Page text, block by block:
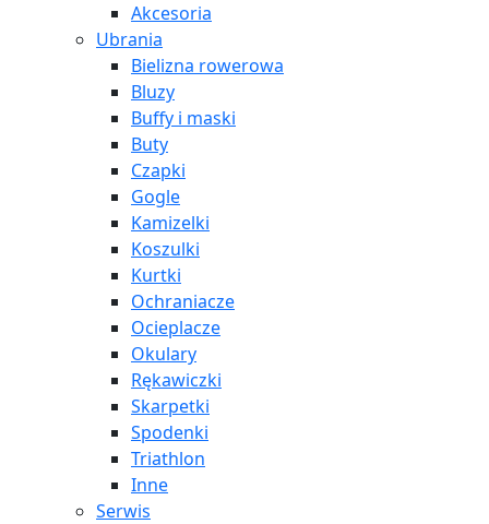
Akcesoria
Ubrania
Bielizna rowerowa
Bluzy
Buffy i maski
Buty
Czapki
Gogle
Kamizelki
Koszulki
Kurtki
Ochraniacze
Ocieplacze
Okulary
Rękawiczki
Skarpetki
Spodenki
Triathlon
Inne
Serwis